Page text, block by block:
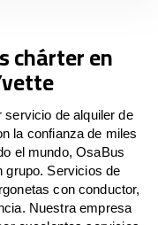
chárter en
de alquiler de
la confianza de miles
el mundo, OsaBus
grupo. Servicios de
con conductor,
Nuestra empresa